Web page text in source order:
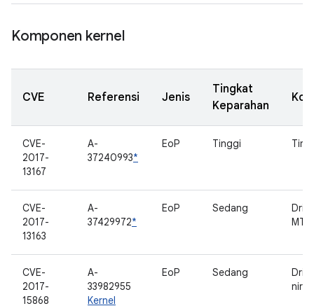
Komponen kernel
CVE Referensi Jenis
Tingkat
Keparahan
CVE-
2017-
13167
A-
37240993*
EoP Tinggi
CVE-
2017-
13163
A-
37429972*
EoP Sedang
MTP
CVE-
2017-
15868
A-
33982955
Kernel
EoP Sedang